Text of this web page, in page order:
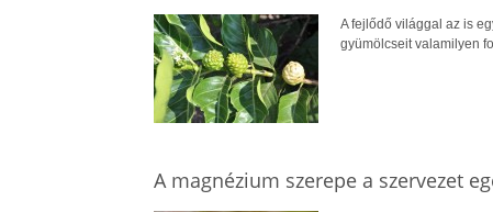
A fejlődő világgal az is
gyümölcseit valamilyen
A magnézium szerepe a szervezet